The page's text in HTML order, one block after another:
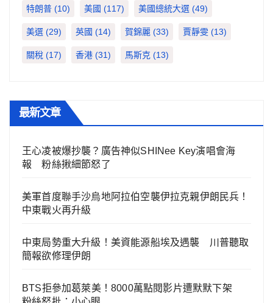
特朗普 (10) 美國 (117) 美國總統大選 (49)
美選 (29) 英國 (14) 賀錦麗 (33) 賈靜雯 (13)
關稅 (17) 香港 (31) 馬斯克 (13)
最新文章
王心凌被爆抄襲？廣告神似SHINee Key演唱會海
報 粉絲揪細節怒了
美軍首度聯手沙烏地阿拉伯空襲伊拉克親伊朗民兵！
中東戰火再升級
中東局勢重大升級！美資能源船埃及遇襲 川普聽取
簡報欲修理伊朗
BTS拒參加葛萊美！8000萬點閱影片遭默默下架